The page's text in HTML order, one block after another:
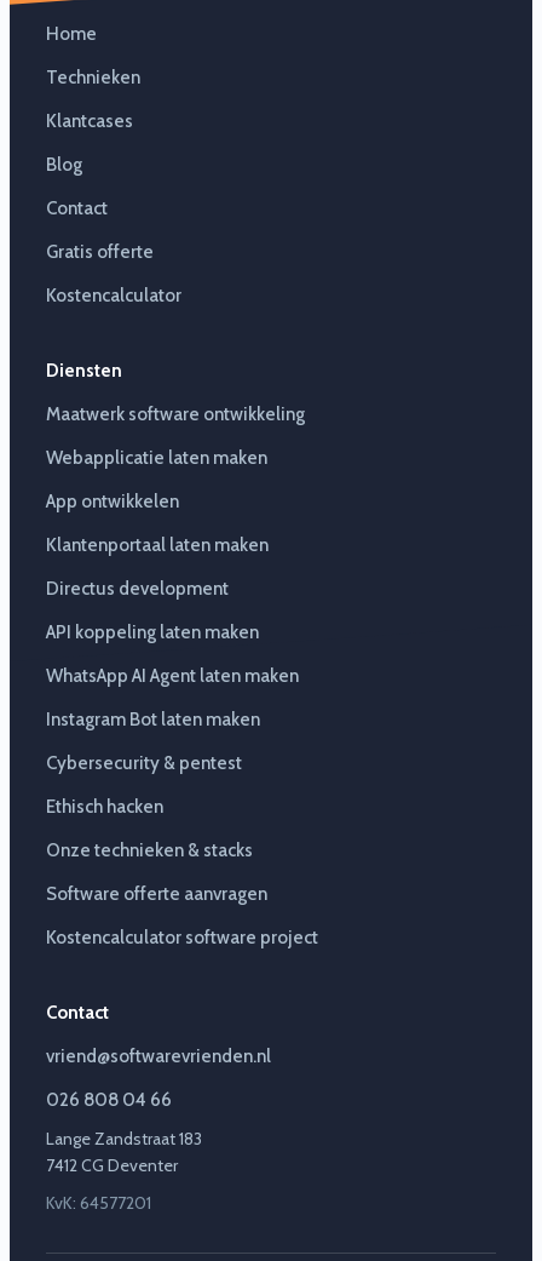
Home
Technieken
Klantcases
Blog
Contact
Gratis offerte
Kostencalculator
Diensten
Maatwerk software ontwikkeling
Webapplicatie laten maken
App ontwikkelen
Klantenportaal laten maken
Directus development
API koppeling laten maken
WhatsApp AI Agent laten maken
Instagram Bot laten maken
Cybersecurity & pentest
Ethisch hacken
Onze technieken & stacks
Software offerte aanvragen
Kostencalculator software project
Contact
vriend@softwarevrienden.nl
026 808 04 66
Lange Zandstraat 183
7412 CG Deventer
KvK: 64577201